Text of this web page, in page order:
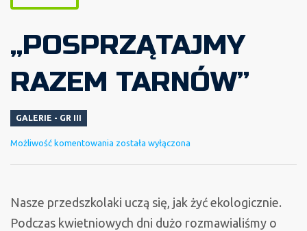
„POSPRZĄTAJMY
RAZEM TARNÓW”
GALERIE - GR III
Możliwość komentowania „POSPRZĄTAJMY
została wyłączona
Nasze przedszkolaki uczą się, jak żyć ekologicznie.
Podczas kwietniowych dni dużo rozmawialiśmy o